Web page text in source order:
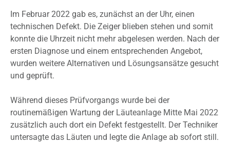
Im Februar 2022 gab es, zunächst an der Uhr, einen
technischen Defekt. Die Zeiger blieben stehen und somit
konnte die Uhrzeit nicht mehr abgelesen werden. Nach der
ersten Diagnose und einem entsprechenden Angebot,
wurden weitere Alternativen und Lösungsansätze gesucht
und geprüft.
Während dieses Prüfvorgangs wurde bei der
routinemäßigen Wartung der Läuteanlage Mitte Mai 2022
zusätzlich auch dort ein Defekt festgestellt. Der Techniker
untersagte das Läuten und legte die Anlage ab sofort still.